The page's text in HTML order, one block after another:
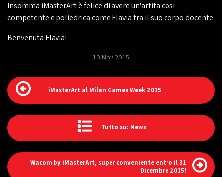
Insomma iMasterArt è felice di avere un'artita cosi
competente e poliedrica come Flavia tra il suo corpo docente.
Benvenuta Flavia!
10 Nov 2015
iMasterArt al Milan Games Week 2015
Tutto su: News
Wacom by iMasterArt, super conveniente entro il 31
Dicembre 2015!